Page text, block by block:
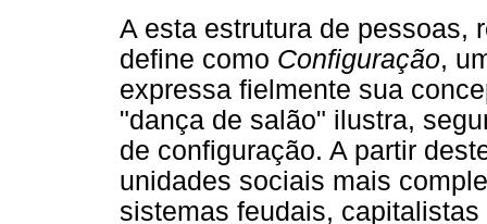
A esta estrutura de pessoas,
define como Configuração,
expressa fielmente sua
"dança de salão" ilustra,
de configuração. A partir
unidades sociais mais
sistemas feudais,